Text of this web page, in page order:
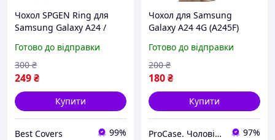
Чохол SPGEN Ring для
Samsung Galaxy A24 /
бампер із підставкою
кільцем зелений
Готово до відправки
249₴
300 ₴
Купити
Best Covers 99%
Чохол для Samsung
Galaxy A24 4G (A245F)
шторкою для камери
зелений
Готово до відправки
180₴
200 ₴
Купити
ProCase. Чоловічі чохли 97%